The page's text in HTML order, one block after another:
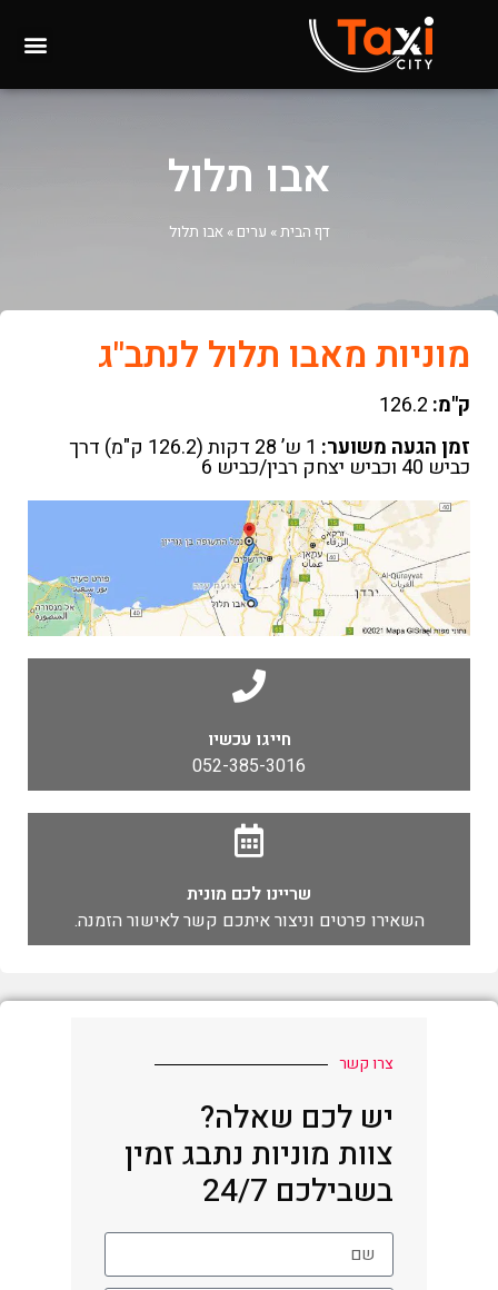
אבו תלול
דף הבית» ערים »אבו תלול
מוניות מאבו תלול לנתב"ג
ק"מ: 126.2
זמן הגעה משוער:
1 ש’ 28 דקות (126.2 ק"מ) דרך
כביש 40 וכביש יצחק רבין/כביש 6
חייגו עכשיו
052-385-3016
שריינו לכם מונית
השאירו פרטים וניצור איתכם קשר לאישור הזמנה.
צרו קשר
יש לכם שאלה?
צוות מוניות נתבג זמין
בשבילכם 24/7